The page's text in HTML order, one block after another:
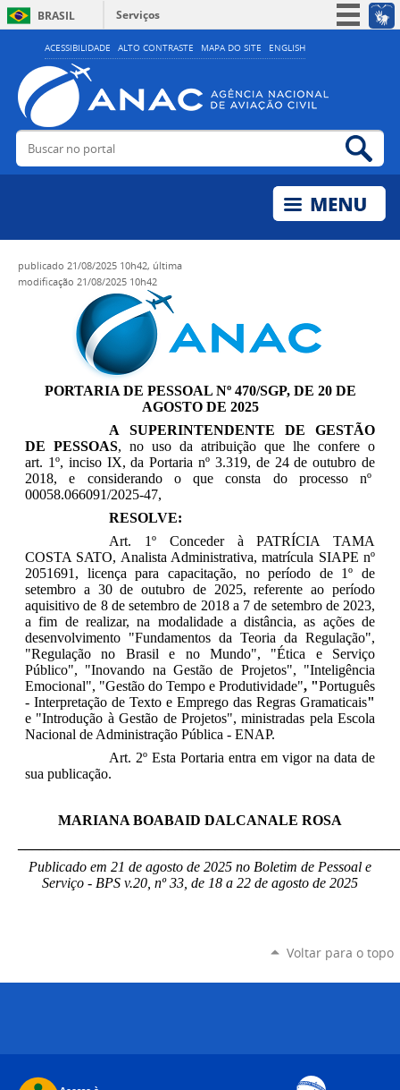
ACESSIBILIDADE ALTO CONTRASTE MAPA DO SITE ENGLISH
BRASIL
Serviços
Simplifique!
Acesso à informação
Legislação
Buscar no portal
publicado 21/08/2025 10h42, última
modificação 21/08/2025 10h42
PORTARIA DE PESSOAL Nº 470/SGP, DE 20 DE
AGOSTO DE 2025
A SUPERINTENDENTE DE GESTÃO
DE PESSOAS, no uso da atribuição que lhe confere o
art. 1º, inciso IX, da Portaria nº 3.319, de 24 de outubro de
2018, e considerando o que consta do processo nº
00058.066091/2025-47,
RESOLVE:
Art. 1º Conceder àPATRÍCIA TAMA
COSTA SATO, Analista Administrativa, matrícula SIAPE nº
2051691, licença para capacitação, no período de 1º de
setembro a 30 de outubro de 2025, referente ao período
aquisitivo de 8 de setembro de 2018 a 7 de setembro de 2023,
a fim de realizar, na modalidade a distância, as ações de
desenvolvimento "Fundamentos da Teoria da Regulação",
"Regulação no Brasil e no Mundo", "Ética e Serviço
Público", "Inovando na Gestão de Projetos", "Inteligência
Emocional", "Gestão do Tempo e Produtividade", "Português
- Interpretação de Texto e Emprego das Regras Gramaticais"
e "Introdução à Gestão de Projetos", ministradas pela Escola
Nacional de Administração Pública - ENAP.
Art. 2º Esta Portaria entra em vigor na data de
sua publicação.
MARIANA BOABAID DALCANALE ROSA
Publicado em 21 de agosto de 2025 no Boletim de Pessoal e
Serviço - BPS v.20, nº 33, de 18 a 22 de agosto de 2025
Voltar para o topo